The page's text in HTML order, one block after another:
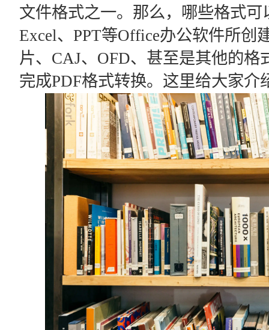
文件格式之一。那么，哪些格式可
Excel、PPT等Office办公软件所创
片、CAJ、OFD、甚至是其他的格
完成PDF格式转换。这里给大家介